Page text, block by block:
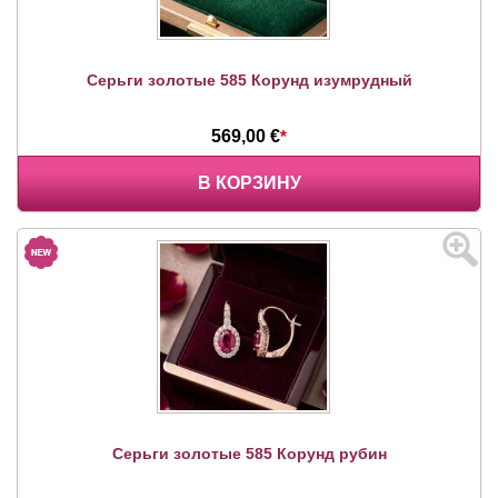
Серьги золотые 585 Корунд изумрудный
569,00 €*
В КОРЗИНУ
Серьги золотые 585 Корунд рубин